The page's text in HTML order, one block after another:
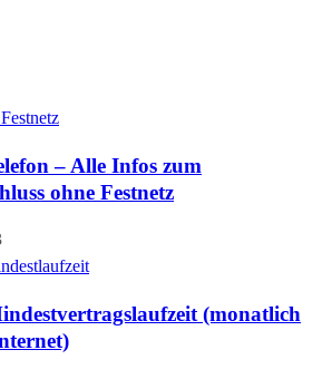
– Alle Infos zum
ohne Festnetz
(monatlich